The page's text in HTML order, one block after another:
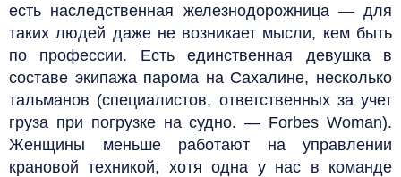
есть наследственная железнодорожница — для
таких людей даже не возникает мысли, кем быть
по профессии. Есть единственная девушка в
составе экипажа парома на Сахалине, несколько
тальманов (специалистов, ответственных за учет
груза при погрузке на судно. — Forbes Woman).
Женщины меньше работают на управлении
крановой техникой, хотя одна у нас в команде